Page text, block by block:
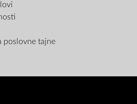
poslovne tajne